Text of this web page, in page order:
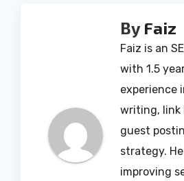
By Faiz
Faiz is an
with 1.5
experience
writing, link
guest
strategy.
improving